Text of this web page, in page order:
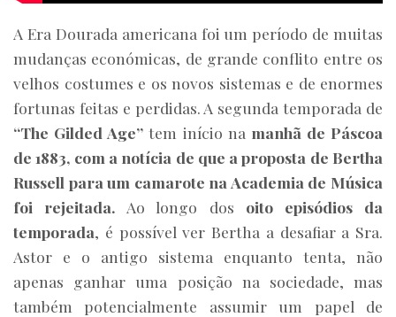
A Era Dourada americana foi um período de muitas
mudanças económicas, de grande conflito entre os
velhos costumes e os novos sistemas e de enormes
fortunas feitas e perdidas. A segunda temporada de
“The Gilded Age” tem início na manhã de Páscoa
de 1883, com a notícia de que a proposta de Bertha
Russell para um camarote na Academia de Música
foi rejeitada. Ao longo dos oito episódios da
temporada, é possível ver Bertha a desafiar a Sra.
Astor e o antigo sistema enquanto tenta, não
apenas ganhar uma posição na sociedade, mas
também potencialmente assumir um papel de